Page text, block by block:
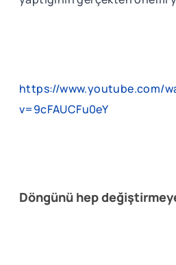
https://www.youtube.com/
v=9cFAUCFu0eY
Döngünü hep